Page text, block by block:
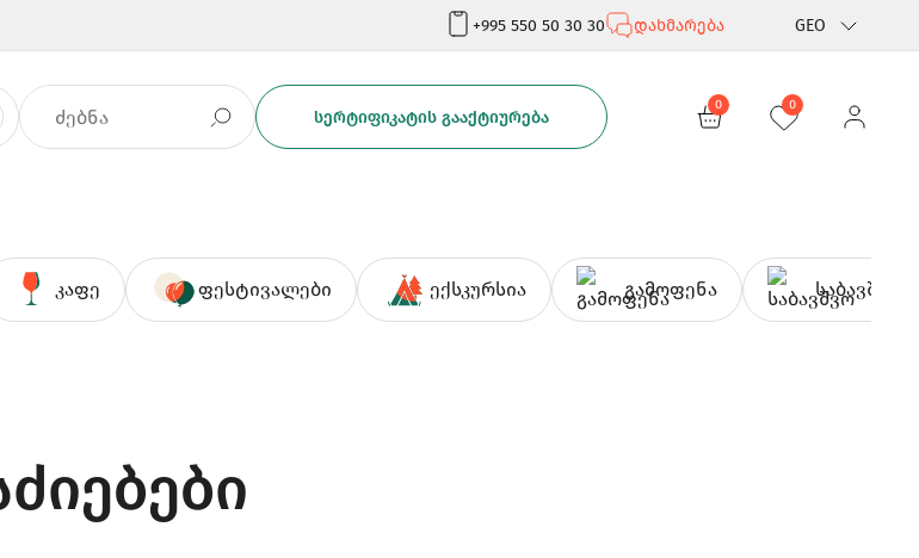
+995 550 50 30 30 დახმარება GEO
Rus
ᲡᲔᲠᲢᲘᲤᲘᲙᲐᲢᲘᲡ ᲒᲐᲐᲥᲢᲘᲣᲠᲔᲑᲐ
0 0
კაფე ფესტივალები ექსკურსია გამოფენა საბავშვო